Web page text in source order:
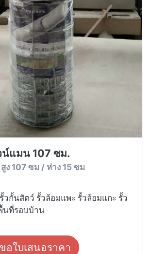
น์แมน 107 ซม.
ง 107 ซม / ห่าง 15 ซม
วกั้นสัตว์ รั้วล้อมแพะ รั้วล้อมแกะ รั้ว
นที่รอบบ้าน
อใบเสนอราคา